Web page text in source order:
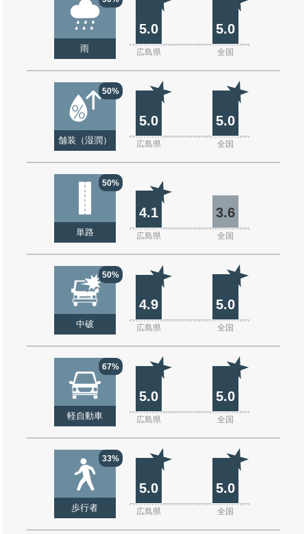
雨
5.0 5.0
広島県 全国
50%
舗装（湿潤）
5.0 5.0
広島県 全国
50%
単路
4.1 3.6
広島県 全国
50%
中破
4.9 5.0
広島県 全国
67%
軽自動車
5.0 5.0
広島県 全国
33%
歩行者
5.0 5.0
広島県 全国